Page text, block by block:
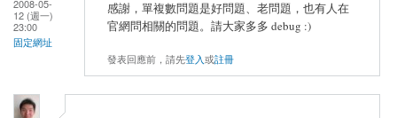
2008-05-
12 (週一)
23:00
固定網址
感謝，單複數問題是好問題、老問題，也有人在
官網問相關的問題。請大家多多 debug :)
發表回應前，請先登入或註冊